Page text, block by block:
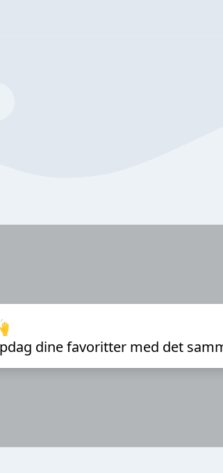
dine favoritter med det